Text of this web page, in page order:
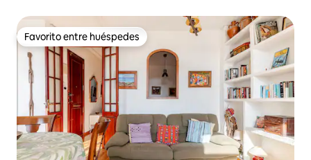
Favorito entre huéspedes
Favorito entre huéspedes